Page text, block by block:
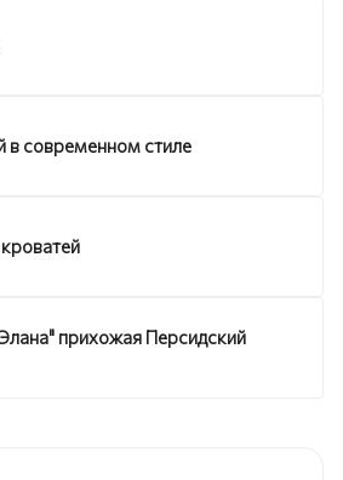
в современном стиле
прихожая Персидский